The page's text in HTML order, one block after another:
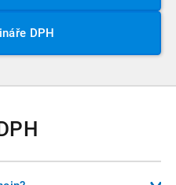
DPH